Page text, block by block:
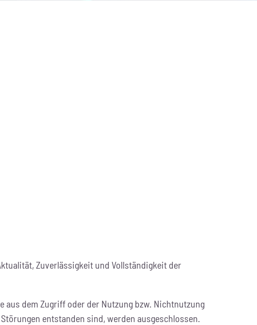
Zuverlässigkeit und Vollständigkeit der
aus dem Zugriff oder der Nutzung bzw. Nichtnutzung
entstanden sind, werden ausgeschlossen.